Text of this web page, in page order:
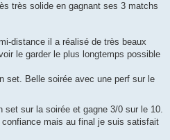
très solide en gagnant ses 3 matchs
distance il a réalisé de très beaux
le garder le plus longtemps possible
set. Belle soirée avec une perf sur le
set sur la soirée et gagne 3/0 sur le 10.
mais au final je suis satisfait